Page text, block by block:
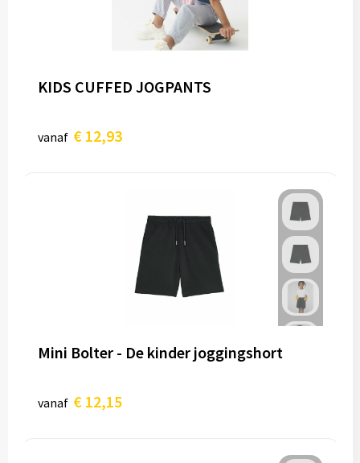
KIDS CUFFED JOGPANTS
vanaf € 12,93
Mini Bolter - De kinder joggingshort
vanaf € 12,15